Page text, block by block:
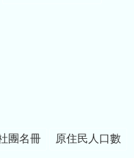
團名冊 原住民人口數